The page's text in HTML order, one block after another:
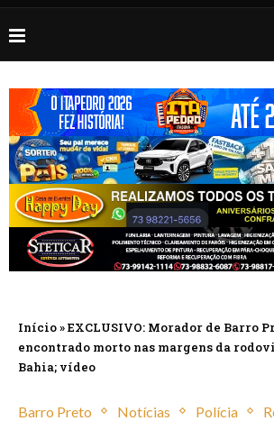
Início»EXCLUSIVO: Morador de Barro
encontrado morto nas margens da
Bahia; vídeo
Barro Preto Notícias Polícia